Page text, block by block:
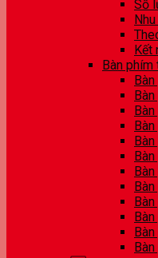
Số
Kết
Bàn phím